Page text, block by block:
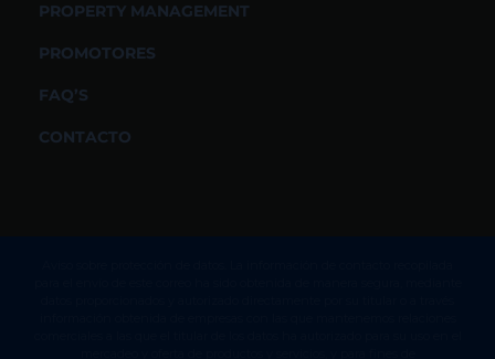
PROPERTY MANAGEMENT
PROMOTORES
FAQ’S
CONTACTO